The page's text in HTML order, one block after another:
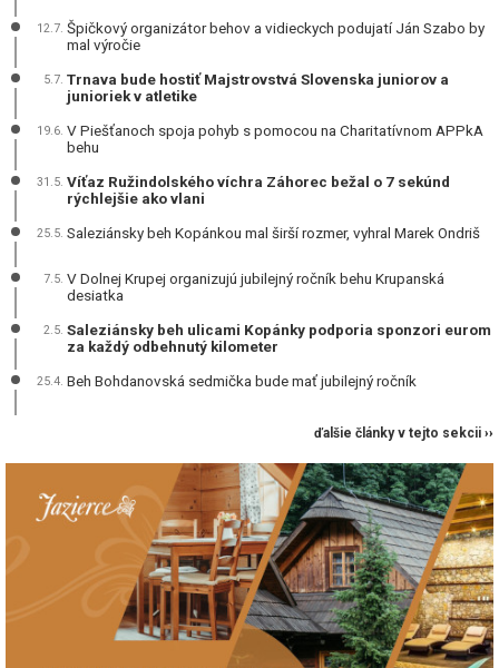
12.7. Špičkový organizátor behov a vidieckych podujatí Ján Szabo by
mal výročie
5.7. Trnava bude hostiť Majstrovstvá Slovenska juniorov a
junioriek v atletike
19.6. V Piešťanoch spoja pohyb s pomocou na Charitatívnom APPkA
behu
31.5. Víťaz Ružindolského víchra Záhorec bežal o 7 sekúnd
rýchlejšie ako vlani
25.5. Saleziánsky beh Kopánkou mal širší rozmer, vyhral Marek Ondriš
7.5. V Dolnej Krupej organizujú jubilejný ročník behu Krupanská
desiatka
2.5. Saleziánsky beh ulicami Kopánky podporia sponzori eurom
za každý odbehnutý kilometer
25.4. Beh Bohdanovská sedmička bude mať jubilejný ročník
ďalšie články v tejto sekcii ››